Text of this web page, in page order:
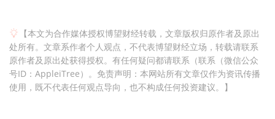
【本文为合作媒体授权博望财经转载，文章版权归原作者及原出
处所有。文章系作者个人观点，不代表博望财经立场，转载请联系
原作者及原出处获得授权。有任何疑问都请联系（联系（微信公众
号ID：AppleiTree）。免责声明：本网站所有文章仅作为资讯传播
使用，既不代表任何观点导向，也不构成任何投资建议。】